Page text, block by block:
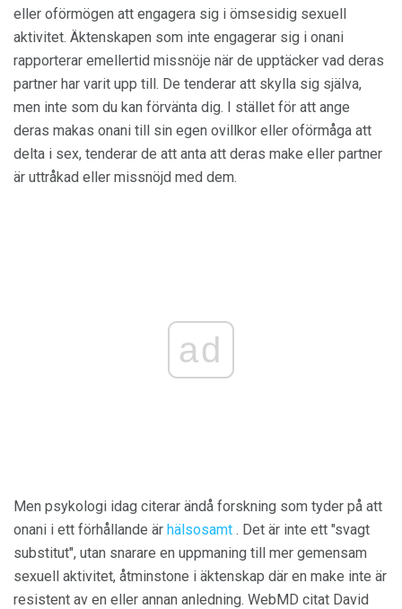
eller oförmögen att engagera sig i ömsesidig sexuell
aktivitet. Äktenskapen som inte engagerar sig i onani
rapporterar emellertid missnöje när de upptäcker vad deras
partner har varit upp till. De tenderar att skylla sig själva,
men inte som du kan förvänta dig. I stället för att ange
deras makas onani till sin egen ovillkor eller oförmåga att
delta i sex, tenderar de att anta att deras make eller partner
är uttråkad eller missnöjd med dem.
ad
Men psykologi idag citerar ändå forskning som tyder på att
onani i ett förhållande är hälsosamt . Det är inte ett "svagt
substitut", utan snarare en uppmaning till mer gemensam
sexuell aktivitet, åtminstone i äktenskap där en make inte är
resistent av en eller annan anledning. WebMD citat David